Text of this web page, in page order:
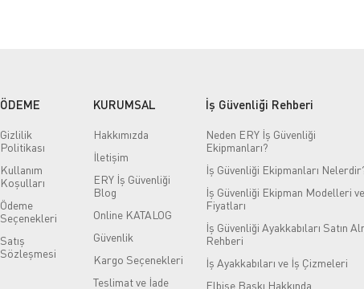
ÖDEME
Gizlilik
Politikası
Kullanım
Koşulları
Ödeme
Seçenekleri
Satış
Sözleşmesi
KURUMSAL
Hakkımızda
İletişim
ERY İş Güvenliği
Blog
Online KATALOG
Güvenlik
Kargo Seçenekleri
Teslimat ve İade
İş Güvenliği Rehberi
Neden ERY İş Güvenliği
Ekipmanları?
İş Güvenliği Ekipmanları
İş Güvenliği Ekipman Modelleri ve
Fiyatları
İş Güvenliği Ayakkabıları Satın
Rehberi
İş Ayakkabıları ve İş Çizmeleri
Elbise Baskı Hakkında